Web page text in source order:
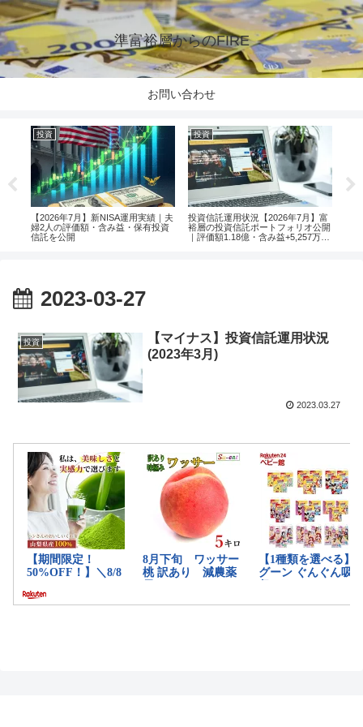
準富裕層からのFIRE
お問い合わせ
投資
【2026年7月】新NISA運用実績｜夫
婦2人の評価額・含み益・保有投資
信託を公開
投資
投資信託運用状況【2026年7月】富
裕層の投資信託ポートフォリオ公開
｜評価額1.18億・含み益+5,257万円
2023-03-27
投資
【マイナス】投資信託運用状況
(2023年3月)
2023.03.27